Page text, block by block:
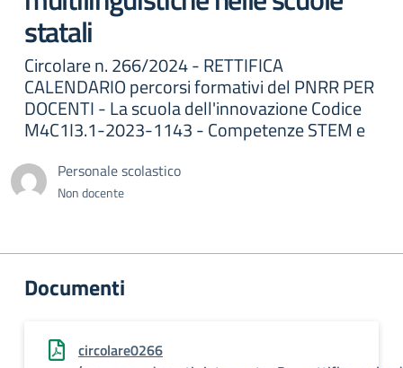
statali
Circolare n. 266/2024 - RETTIFICA
CALENDARIO percorsi formativi del PNRR PER
DOCENTI - La scuola dell'innovazione Codice
M4C1I3.1-2023-1143 - Competenze STEM e
Personale scolastico
Non docente
Documenti
circolare0266